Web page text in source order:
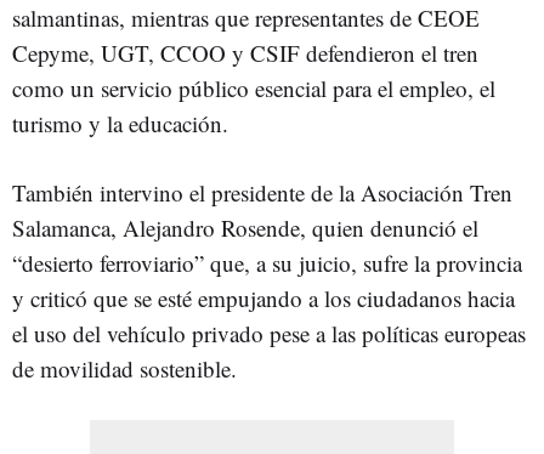
salmantinas, mientras que representantes de CEOE
Cepyme, UGT, CCOO y CSIF defendieron el tren
como un servicio público esencial para el empleo, el
turismo y la educación.
También intervino el presidente de la Asociación Tren
Salamanca, Alejandro Rosende, quien denunció el
“desierto ferroviario” que, a su juicio, sufre la provincia
y criticó que se esté empujando a los ciudadanos hacia
el uso del vehículo privado pese a las políticas europeas
de movilidad sostenible.